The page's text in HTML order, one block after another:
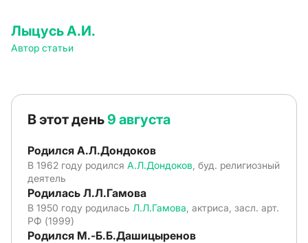
Лыцусь А.И.
Автор статьи
В этот день9 августа
Родился А.Л.Дондоков
В 1962 году родился А.Л.Дондоков , буд. религиозный
деятель
Родилась Л.Л.Гамова
В 1950 году родилась Л.Л.Гамова , актриса, засл. арт.
РФ (1999)
Родился М.-Б.Б.Дашицыренов